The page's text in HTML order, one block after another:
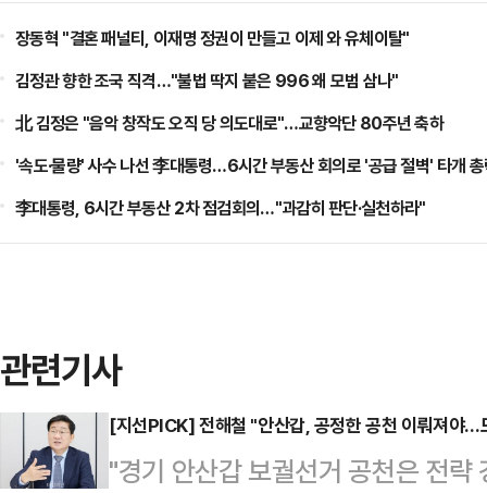
장동혁 "결혼 패널티, 이재명 정권이 만들고 이제 와 유체이탈"
김정관 향한 조국 직격…"불법 딱지 붙은 996 왜 모범 삼나"
北 김정은 "음악 창작도 오직 당 의도대로"…교향악단 80주년 축하
'속도·물량' 사수 나선 李대통령…6시간 부동산 회의로 '공급 절벽' 타개
李대통령, 6시간 부동산 2차 점검회의…"과감히 판단·실천하라"
관련기사
[지선PICK] 전해철 "안산갑, 공정한 공천 이뤄져야…
"경기 안산갑 보궐선거 공천은 전